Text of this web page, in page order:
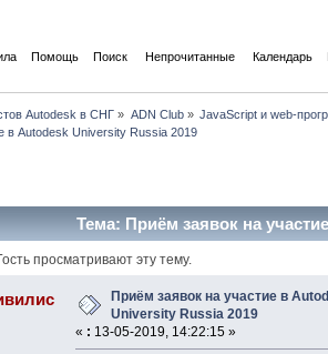
Помощь Поиск Непрочитанные Календарь
Autodesk в СНГ » ADN Club» JavaScript и web-
в Autodesk University Russia 2019
Тема: Приём заявок на
раз)просматривают эту тему.
Приём заявок на участие в
University Russia 2019
« : 13-05-2019, 14:22:15 »